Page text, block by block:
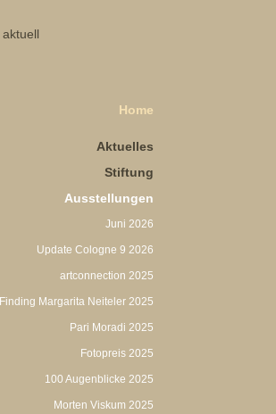
Home
Aktuelles
Stiftung
Ausstellungen
Juni 2026
Update Cologne 9 2026
artconnection 2025
Finding Margarita Neiteler 2025
Pari Moradi 2025
Fotopreis 2025
100 Augenblicke 2025
Morten Viskum 2025